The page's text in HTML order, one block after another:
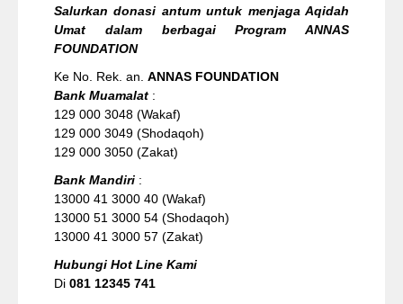
Salurkan donasi antum untuk menjaga Aqidah
Umat dalam berbagai Program ANNAS
FOUNDATION
Ke No. Rek. an. ANNAS FOUNDATION
Bank Muamalat :
129 000 3048 (Wakaf)
129 000 3049 (Shodaqoh)
129 000 3050 (Zakat)
Bank Mandiri :
13000 41 3000 40 (Wakaf)
13000 51 3000 54 (Shodaqoh)
13000 41 3000 57 (Zakat)
Hubungi Hot Line Kami
Di 081 12345 741